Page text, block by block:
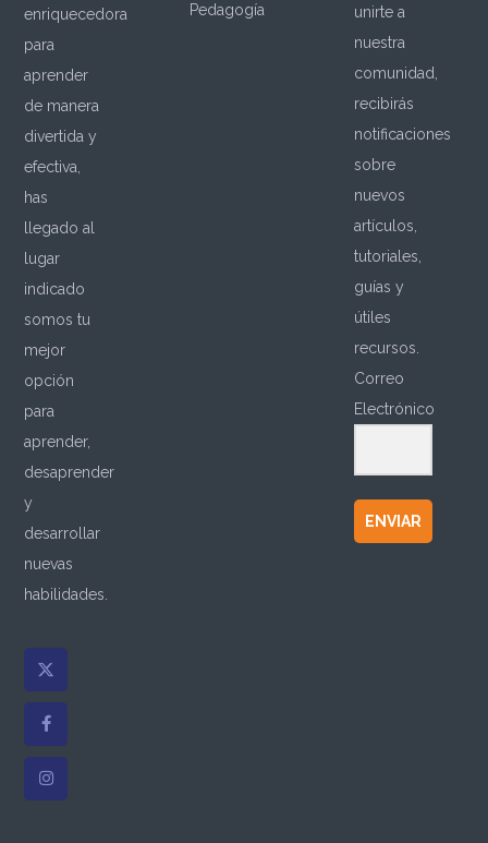
enriquecedora
para
aprender
de manera
divertida y
efectiva,
has
llegado al
lugar
indicado
somos tu
mejor
opción
para
aprender,
desaprender
y
desarrollar
nuevas
habilidades.
Pedagogía
unirte a
nuestra
comunidad,
recibirás
notificaciones
sobre
nuevos
artículos,
tutoriales,
guías y
útiles
recursos.
Correo
Electrónico
ENVIAR